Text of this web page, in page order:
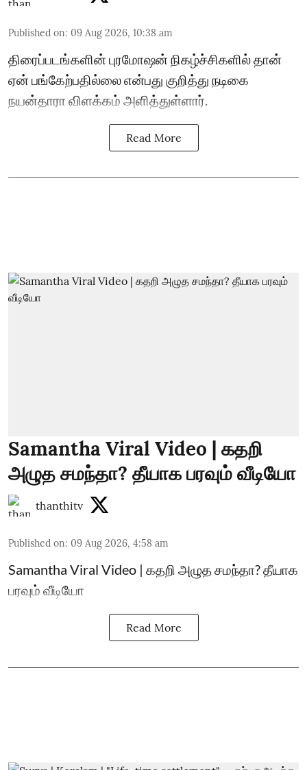
Published on: 09 Aug 2026, 10:38 am
திரைப்படங்களின் புரமோஷன் நிகழ்ச்சிகளில் தான்
ஏன் பங்கேற்பதில்லை என்பது குறித்து நடிகை
நயன்தாரா விளக்கம் அளித்துள்ளார்.
Read More
Samantha Viral Video | கதறி
அழுத சமந்தா? தீயாக பரவும் வீடியோ
thanthitv
Published on: 09 Aug 2026, 4:58 am
Samantha Viral Video | கதறி அழுத சமந்தா? தீயாக
பரவும் வீடியோ
Read More